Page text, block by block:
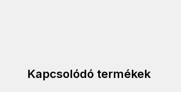
Kapcsolódó termékek